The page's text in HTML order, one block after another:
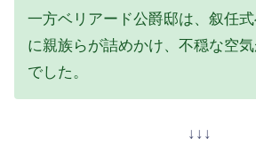
一方ベリアード公爵邸は、叙任
に親族らが詰めかけ、不穏な空
でした。
↓↓↓